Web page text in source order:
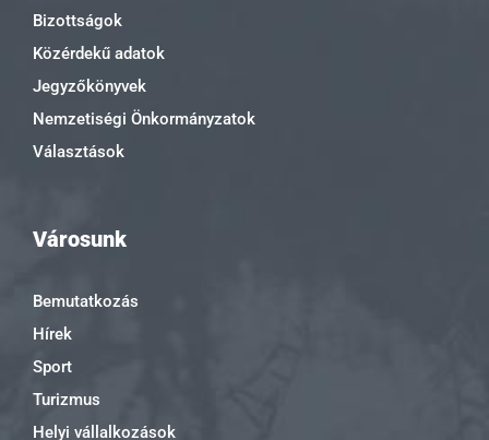
Bizottságok
Közérdekű adatok
Jegyzőkönyvek
Nemzetiségi Önkormányzatok
Választások
Városunk
Bemutatkozás
Hírek
Sport
Turizmus
Helyi vállalkozások